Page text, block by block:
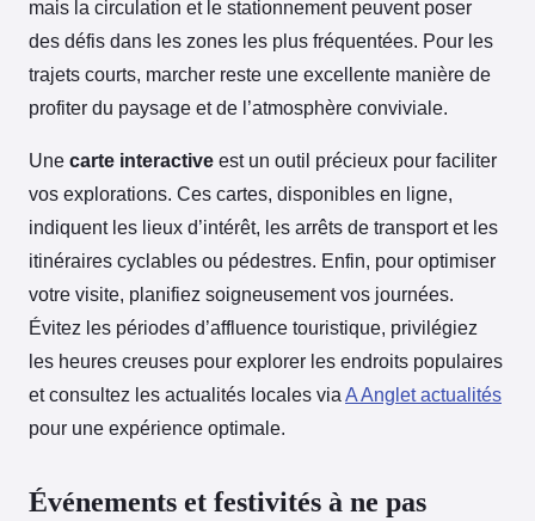
mais la circulation et le stationnement peuvent poser
des défis dans les zones les plus fréquentées. Pour les
trajets courts, marcher reste une excellente manière de
profiter du paysage et de l’atmosphère conviviale.
Une carte interactive est un outil précieux pour faciliter
vos explorations. Ces cartes, disponibles en ligne,
indiquent les lieux d’intérêt, les arrêts de transport et les
itinéraires cyclables ou pédestres. Enfin, pour optimiser
votre visite, planifiez soigneusement vos journées.
Évitez les périodes d’affluence touristique, privilégiez
les heures creuses pour explorer les endroits populaires
et consultez les actualités locales via A Anglet actualités
pour une expérience optimale.
Événements et festivités à ne pas